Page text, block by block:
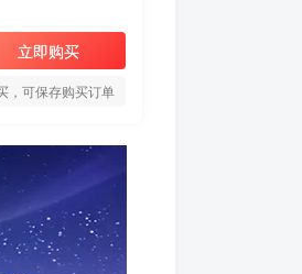
立即购买
，可保存购买订单